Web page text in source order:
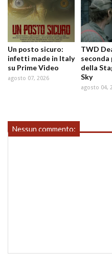
Un posto sicuro:
infetti made in Italy
su Prime Video
agosto 07, 2026
TWD
della
Sky
agosto 04,
Nessun commento: